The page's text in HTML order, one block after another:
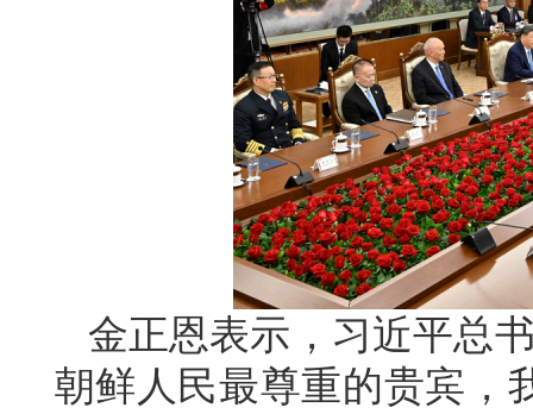
金正恩表示，习近平总
朝鲜人民最尊重的贵宾，